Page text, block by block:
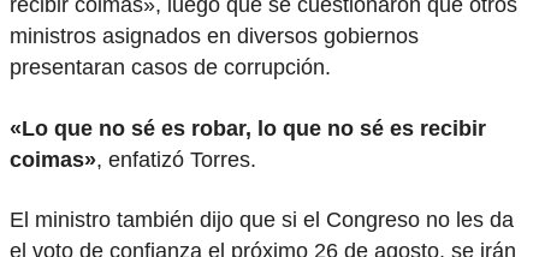
recibir coimas», luego que se cuestionaron que otros
ministros asignados en diversos gobiernos
presentaran casos de corrupción.
«Lo que no sé es robar, lo que no sé es recibir
coimas», enfatizó Torres.
El ministro también dijo que si el Congreso no les da
el voto de confianza el próximo 26 de agosto, se irán